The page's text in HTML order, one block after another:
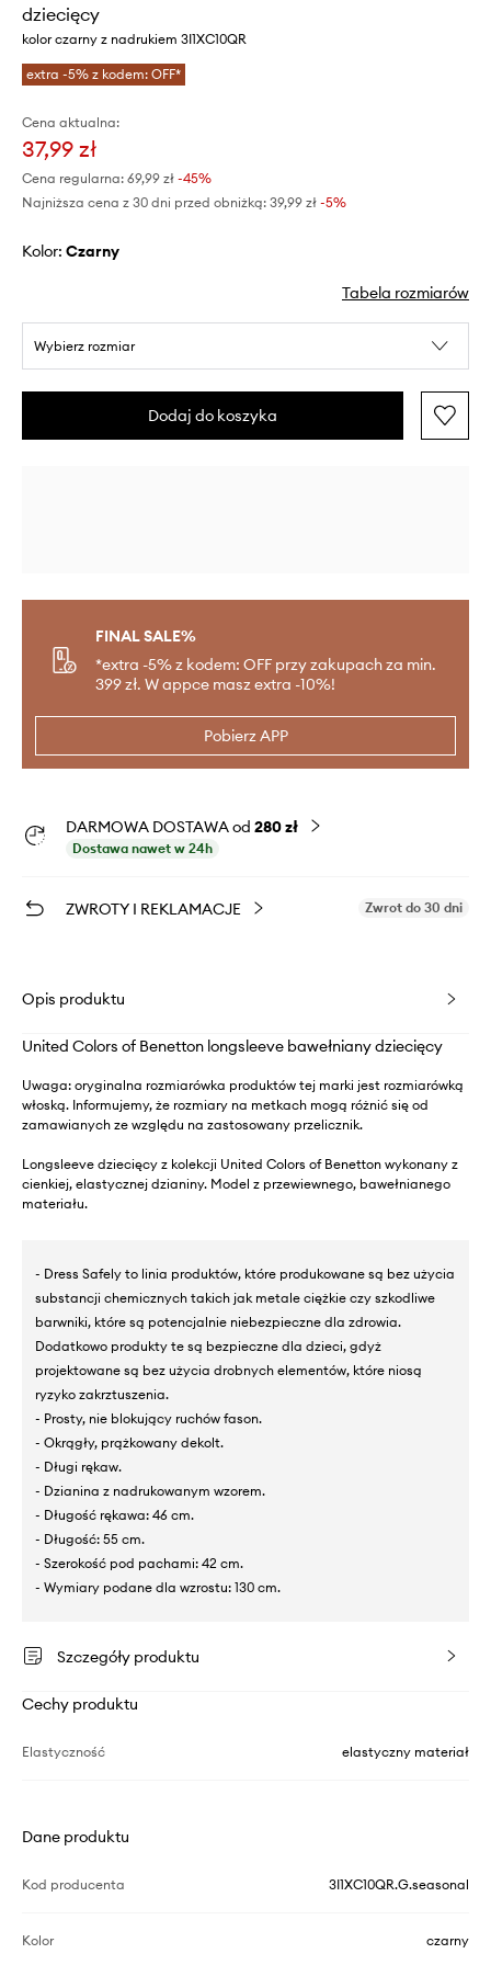
dziecięcy
kolor czarny z nadrukiem 3I1XC10QR
extra -5% z kodem: OFF*
Cena aktualna:
37,99 zł
Cena regularna: 69,99 zł -45%
Najniższa cena z 30 dni przed obniżką: 39,99 zł -5%
Kolor: czarny
Tabela rozmiarów
Wybierz rozmiar
Dodaj do koszyka
FINAL SALE%
*extra -5% z kodem: OFF przy zakupach za min.
399 zł. W appce masz extra -10%!
Pobierz APP
DARMOWA DOSTAWA od 280 zł
Dostawa nawet w 24h
ZWROTY I REKLAMACJE Zwrot do 30 dni
Opis produktu
United Colors of Benetton longsleeve bawełniany dziecięcy
Uwaga: oryginalna rozmiarówka produktów tej marki jest rozmiarówką
włoską. Informujemy, że rozmiary na metkach mogą różnić się od
zamawianych ze względu na zastosowany przelicznik.
Longsleeve dziecięcy z kolekcji United Colors of Benetton wykonany z
cienkiej, elastycznej dzianiny. Model z przewiewnego, bawełnianego
materiału.
- Dress Safely to linia produktów, które produkowane są bez użycia
substancji chemicznych takich jak metale ciężkie czy szkodliwe
barwniki, które są potencjalnie niebezpieczne dla zdrowia.
Dodatkowo produkty te są bezpieczne dla dzieci, gdyż
projektowane są bez użycia drobnych elementów, które niosą
ryzyko zakrztuszenia.
- Prosty, nie blokujący ruchów fason.
- Okrągły, prążkowany dekolt.
- Długi rękaw.
- Dzianina z nadrukowanym wzorem.
- Długość rękawa: 46 cm.
- Długość: 55 cm.
- Szerokość pod pachami: 42 cm.
- Wymiary podane dla wzrostu: 130 cm.
Szczegóły produktu
Cechy produktu
Elastyczność elastyczny materiał
Dane produktu
Kod producenta 3I1XC10QR.G.seasonal
Kolor czarny